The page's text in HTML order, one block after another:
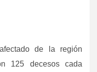
de la región
125 decesos cada